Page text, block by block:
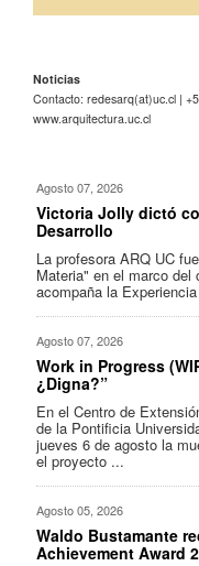
Noticias
Contacto: redesarq(at)uc.cl |
www.arquitectura.uc.cl
Agosto 07, 2026
Victoria Jolly dictó
Desarrollo
La profesora ARQ UC
Materia" en el marco
acompaña la
Agosto 07, 2026
Work in Progress
¿Digna?”
En el Centro de
de la Pontificia
jueves 6 de agosto la
el proyecto ...
Agosto 05, 2026
Waldo Bustamante
Achievement Award